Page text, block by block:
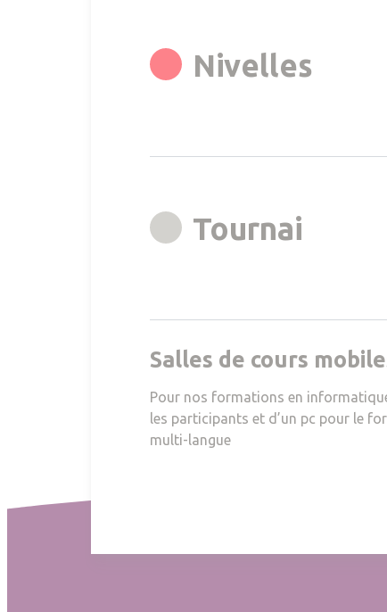
Nivelles
Tournai
Salles de cours
Pour nos formations en
les participants et d’un pc pour le
multi-langue